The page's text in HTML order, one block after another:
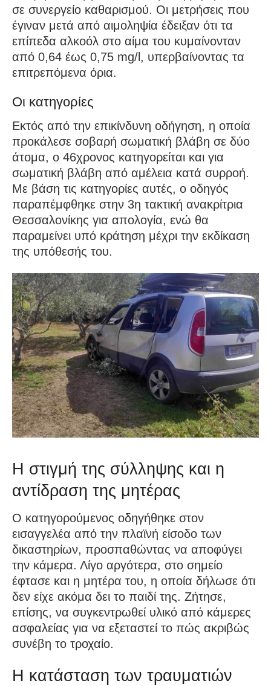
σε συνεργείο καθαρισμού. Οι μετρήσεις που
έγιναν μετά από αιμοληψία έδειξαν ότι τα
επίπεδα αλκοόλ στο αίμα του κυμαίνονταν
από 0,64 έως 0,75 mg/l, υπερβαίνοντας τα
επιτρεπόμενα όρια.
Οι κατηγορίες
Εκτός από την επικίνδυνη οδήγηση, η οποία
προκάλεσε σοβαρή σωματική βλάβη σε δύο
άτομα, ο 46χρονος κατηγορείται και για
σωματική βλάβη από αμέλεια κατά συρροή.
Με βάση τις κατηγορίες αυτές, ο οδηγός
παραπέμφθηκε στην 3η τακτική ανακρίτρια
Θεσσαλονίκης για απολογία, ενώ θα
παραμείνει υπό κράτηση μέχρι την εκδίκαση
της υπόθεσής του.
Η στιγμή της σύλληψης και η
αντίδραση της μητέρας
Ο κατηγορούμενος οδηγήθηκε στον
εισαγγελέα από την πλαϊνή είσοδο των
δικαστηρίων, προσπαθώντας να αποφύγει
την κάμερα. Λίγο αργότερα, στο σημείο
έφτασε και η μητέρα του, η οποία δήλωσε ότι
δεν είχε ακόμα δει το παιδί της. Ζήτησε,
επίσης, να συγκεντρωθεί υλικό από κάμερες
ασφαλείας για να εξεταστεί το πώς ακριβώς
συνέβη το τροχαίο.
Η κατάσταση των τραυματιών